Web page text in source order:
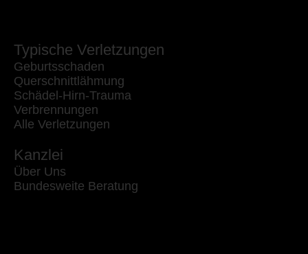
Typische Verletzungen
Geburtsschaden
Querschnittlähmung
Schädel-Hirn-Trauma
Verbrennungen
Alle Verletzungen
Kanzlei
Über Uns
Bundesweite Beratung